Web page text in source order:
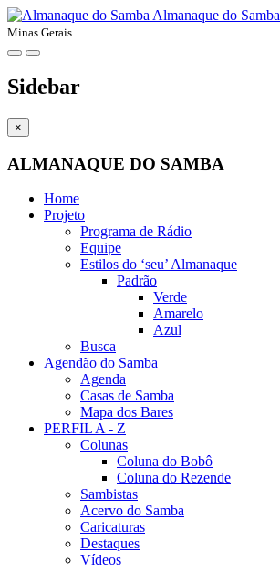
Almanaque do Samba
Minas Gerais
Sidebar
×
ALMANAQUE DO SAMBA
Home
Projeto
Programa de Rádio
Equipe
Estilos do ‘seu’ Almanaque
Padrão
Verde
Amarelo
Azul
Busca
Agendão do Samba
Agenda
Casas de Samba
Mapa dos Bares
PERFIL A - Z
Colunas
Coluna do Bobô
Coluna do Rezende
Sambistas
Acervo do Samba
Caricaturas
Destaques
Vídeos